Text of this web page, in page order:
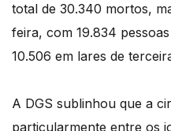
total de 30.340 mortos,
feira, com 19.834
10.506 em lares de
A DGS sublinhou que a
particularmente entre os